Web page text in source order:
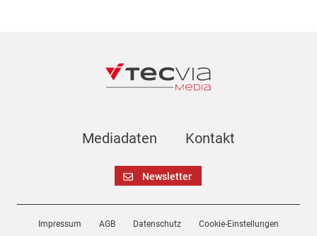
Mediadaten Kontakt
Newsletter
Impressum AGB Datenschutz Cookie-Einstellungen